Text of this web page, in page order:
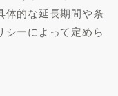
体的な延長期間や条
シーによって定めら